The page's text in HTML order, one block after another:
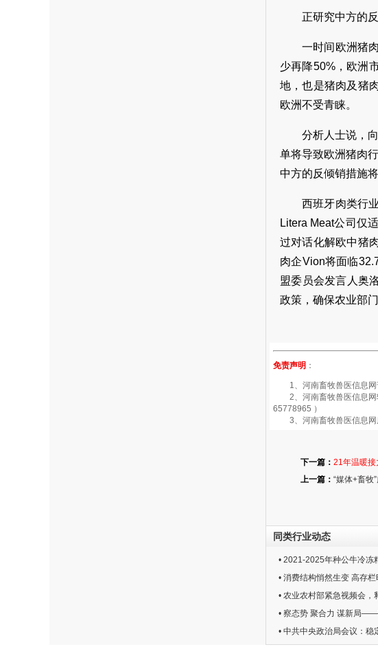
正研究中方的
一时间欧洲猪
少再降50%，欧洲
地，也是猪肉及猪
欧洲不受青睐。
分析人士说，
单将导致欧洲猪肉
中方的反倾销措施
西班牙肉类行
Litera Meat公司仅
过对话化解欧中猪
肉企Vion将面临
盟委员会发言人奥
政策，确保农业部
免责声明 ：
1、河南畜牧兽医信息网
2、河南畜牧兽医信息网
65778965 ）
3、河南畜牧兽医信息网
下一篇： 21年温暖接
上一篇： “媒体+畜
同类行业动态
• 2021-2025年种公牛冷冻
• 消费结构悄然生变 高存栏
• 农业农村部紧急视频会，
• 察态势 聚合力 谋新局
• 中共中央政治局会议：稳